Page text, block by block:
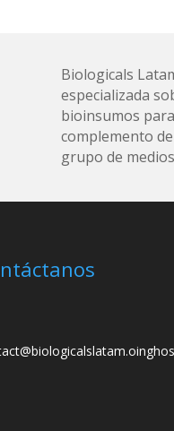
Biologicals
especializada
bioinsumos
complemento
grupo de